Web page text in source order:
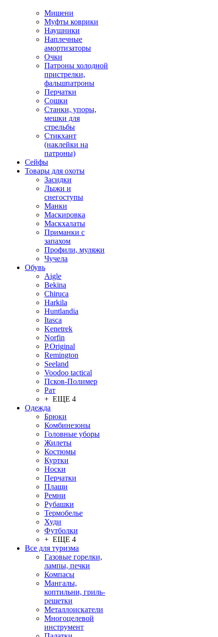
Мишени
Муфты коврики
Наушники
Наплечные
амортизаторы
Очки
Патроны холодной
пристрелки,
фальшпатроны
Перчатки
Сошки
Станки, упоры,
мешки для
стрельбы
Стикхант
(наклейки на
патроны)
Сейфы
Товары для охоты
Засидки
Лыжи и
снегоступы
Манки
Маскировка
Маскхалаты
Приманки с
запахом
Профили, муляжи
Чучела
Обувь
Aigle
Bekina
Chiruсa
Harkila
Huntlandia
Itasca
Kenetrek
Norfin
P.Original
Remington
Seeland
Voodoo tactical
Псков-Полимер
Рат
+ ЕЩЕ 4
Одежда
Брюки
Комбинезоны
Головные уборы
Жилеты
Костюмы
Куртки
Носки
Перчатки
Плащи
Ремни
Рубашки
Термобелье
Худи
Футболки
+ ЕЩЕ 4
Все для туризма
Газовые горелки,
лампы, печки
Компасы
Мангалы,
коптильни, гриль-
решетки
Металлоискатели
Многоцелевой
инструмент